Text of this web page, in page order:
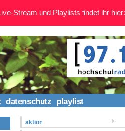
datenschutz playlist
aktion
Stream und Playlists findet ihr hier: